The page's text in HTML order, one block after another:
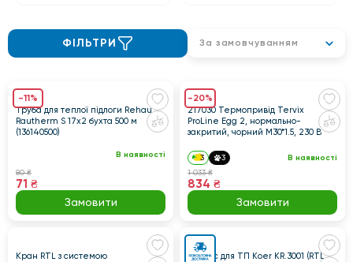
ФІЛЬТРИ За замовчуванням
-11%
Труба для теплої підлоги Rehau
Rautherm S 17x2 бухта 500 м
(136140500)
В наявності
80 ₴
71 ₴
Замовити
-20%
217030 Термопривід Tervix
ProLine Egg 2, нормально-
закритий, чорний M30*1.5, 230 В
3 3 В наявності
1 033 ₴
834 ₴
Замовити
Кран RTL з системою
Унібокс для ТП Koer KR.3001 (RTL +